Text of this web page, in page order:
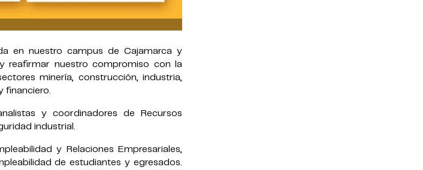
en nuestro campus de Cajamarca y
reafirmar nuestro compromiso con la
minería, construcción, industria,
financiero.
y coordinadores de Recursos
industrial.
y Relaciones Empresariales,
de estudiantes y egresados.